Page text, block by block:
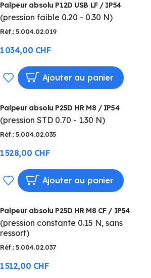
MA
LISTE
D’ENVIE
Palpeur absolu P12D USB LF / IP54
(pression faible 0.20 - 0.30 N)
Réf.: 5.004.02.019
1 034,00 CHF
AJOUTER
MA
LISTE
D’ENVIE
Ajouter au panier
Palpeur absolu P25D HR M8 / IP54
(pression STD 0.70 - 1.30 N)
Réf.: 5.004.02.035
1 528,00 CHF
AJOUTER
MA
LISTE
D’ENVIE
Ajouter au panier
Palpeur absolu P25D HR M8 CF / IP54
(pression constante 0.15 N, sans
ressort)
Réf.: 5.004.02.037
1 512,00 CHF